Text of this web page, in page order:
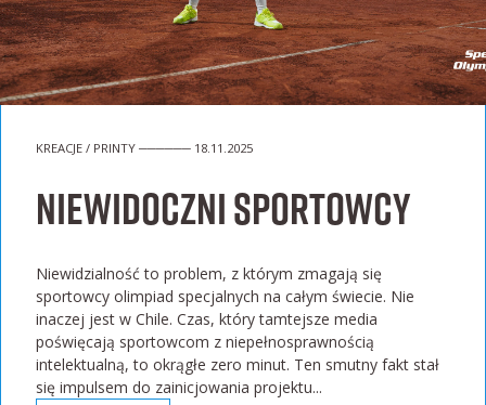
KREACJE / PRINTY ────── 18.11.2025
Niewidoczni sportowcy
Niewidzialność to problem, z którym zmagają się
sportowcy olimpiad specjalnych na całym świecie. Nie
inaczej jest w Chile. Czas, który tamtejsze media
poświęcają sportowcom z niepełnosprawnością
intelektualną, to okrągłe zero minut. Ten smutny fakt stał
się impulsem do zainicjowania projektu...